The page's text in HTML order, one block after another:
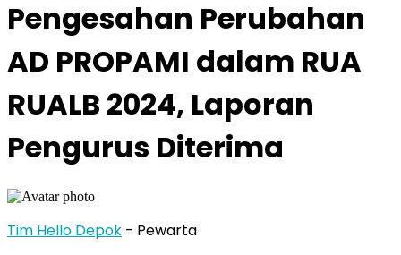
Pengesahan Perubahan
AD PROPAMI dalam RUA
RUALB 2024, Laporan
Pengurus Diterima
Tim Hello Depok - Pewarta